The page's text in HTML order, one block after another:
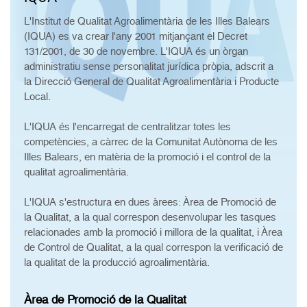
L'Institut de Qualitat Agroalimentària de les Illes Balears
(IQUA) es va crear l'any 2001 mitjançant el Decret
131/2001, de 30 de novembre. L'IQUA és un òrgan
administratiu sense personalitat jurídica pròpia, adscrit a
la Direcció General de Qualitat Agroalimentària i Producte
Local.
L'IQUA és l'encarregat de centralitzar totes les
competències, a càrrec de la Comunitat Autònoma de les
Illes Balears, en matèria de la promoció i el control de la
qualitat agroalimentària.
L'IQUA s'estructura en dues àrees: Àrea de Promoció de
la Qualitat, a la qual correspon desenvolupar les tasques
relacionades amb la promoció i millora de la qualitat, i Àrea
de Control de Qualitat, a la qual correspon la verificació de
la qualitat de la producció agroalimentària.
Àrea de Promoció de la Qualitat